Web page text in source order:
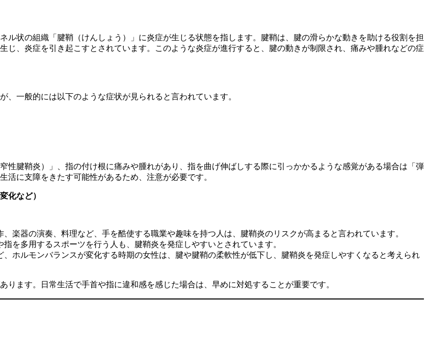
ル状の組織「腱鞘（けんしょう）」に炎症が生じる状態を指します。腱鞘は、腱の滑らかな動きを助ける役割を担
じ、炎症を引き起こすとされています。このような炎症が進行すると、腱の動きが制限され、痛みや腫れなどの症
一般的には以下のような症状が見られると言われています。
性腱鞘炎）」、指の付け根に痛みや腫れがあり、指を曲げ伸ばしする際に引っかかるような感覚がある場合は「弾
に支障をきたす可能性があるため、注意が必要です。
化など）
、楽器の演奏、料理など、手を酷使する職業や趣味を持つ人は、腱鞘炎のリスクが高まると言われています。
を多用するスポーツを行う人も、腱鞘炎を発症しやすいとされています。
、ホルモンバランスが変化する時期の女性は、腱や腱鞘の柔軟性が低下し、腱鞘炎を発症しやすくなると考えられ
ます。日常生活で手首や指に違和感を感じた場合は、早めに対処することが重要です。